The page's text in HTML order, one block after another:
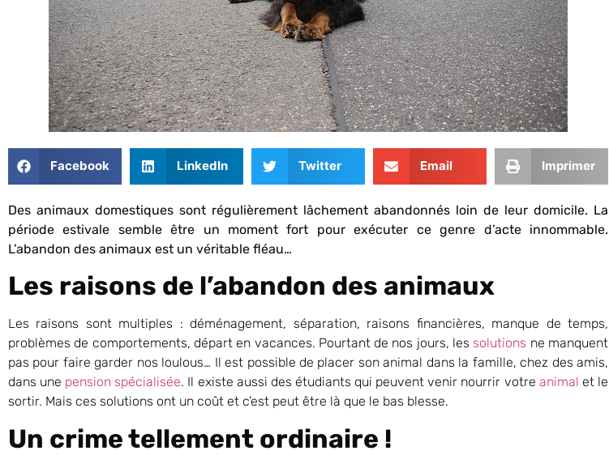
Facebook LinkedIn Twitter Email Imprimer
Des animaux domestiques sont régulièrement lâchement abandonnés loin de leur domicile. La
période estivale semble être un moment fort pour exécuter ce genre d’acte innommable.
L’abandon des animaux est un véritable fléau…
Les raisons de l’abandon des animaux
Les raisons sont multiples : déménagement, séparation, raisons financières, manque de temps,
problèmes de comportements, départ en vacances. Pourtant de nos jours, lessolutions ne manquent
pas pour faire garder nos loulous… Il est possible de placer son animal dans la famille, chez des amis,
dans une pension spécialisée. Il existe aussi des étudiants qui peuvent venir nourrir votre animal et le
sortir. Mais ces solutions ont un coût et c’est peut être là que le bas blesse.
Un crime tellement ordinaire !